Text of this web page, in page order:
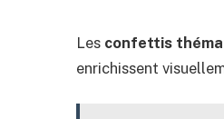
Les confettis
enrichissent